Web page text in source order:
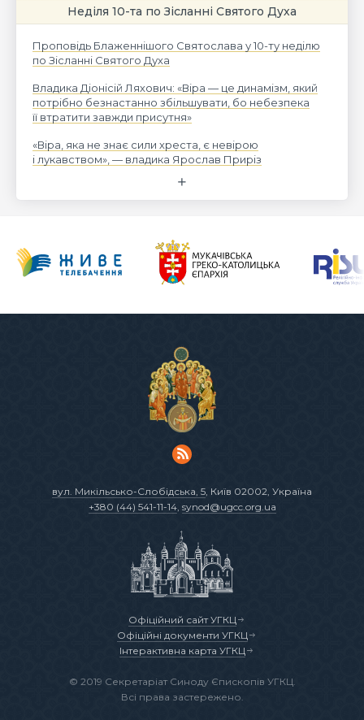
Неділя 10-та по Зісланні Святого Духа
Проповідь Блаженнішого Святослава у 10-ту неділю
по Зісланні Святого Духа
Владика Діонісій Ляхович: «Віра — це динамізм, який
потрібно безнастанно збільшувати, бо небезпека
її втратити завжди присутня»
«Віра, яка не знає сили хреста, є невірою
і лукавством», — владика Ярослав Приріз
вул. Микільсько-Слобідська, 5 , Київ 02002, Україна
+380 (44) 541-11-14, synod@ugcc.org.ua
Офіційний сайт УГКЦ
Офіційні документи УГКЦ
Інтерактивна карта УГКЦ
© 2019 Секретаріат Синоду Єпископів УГКЦ.
Всі права застережено.